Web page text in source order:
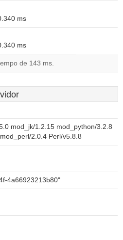
ms
ms
de 143 ms.
mod_jk/1.2.15 mod_python/3.2.8
2.0.4 Perl/v5.8.8
4a66923213b80"